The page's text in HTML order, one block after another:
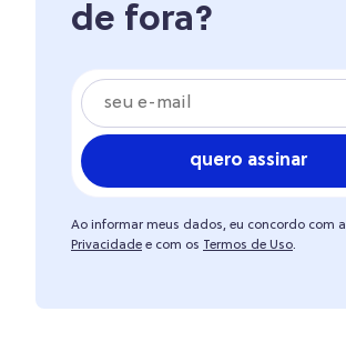
de fora?
quero assinar
Ao informar meus dados, eu concordo com a
Privacidade e com os Termos de Uso.